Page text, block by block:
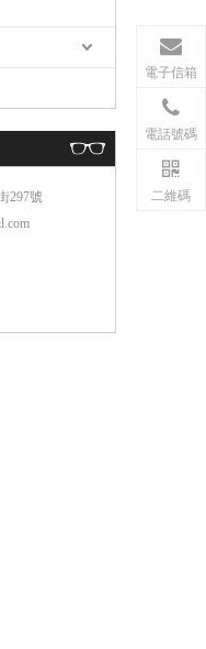
297號
電子信箱
電話號碼
二維碼